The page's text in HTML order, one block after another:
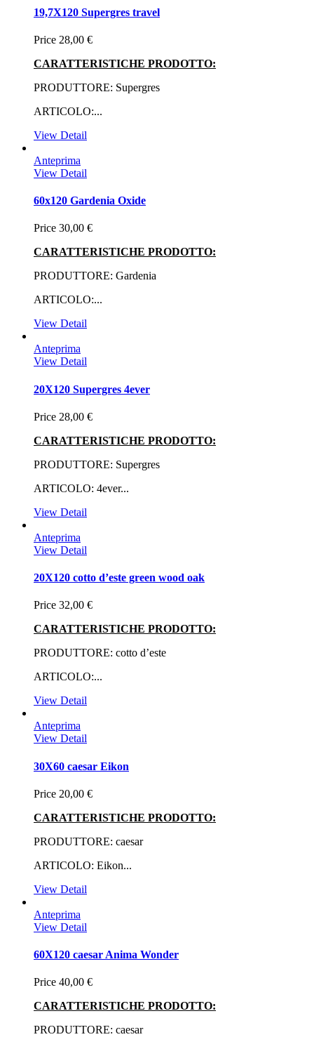
19,7X120 Supergres travel
Price 28,00 €
CARATTERISTICHE PRODOTTO:
PRODUTTORE: Supergres
ARTICOLO:...
View Detail
Anteprima
View Detail
60x120 Gardenia Oxide
Price 30,00 €
CARATTERISTICHE PRODOTTO:
PRODUTTORE: Gardenia
ARTICOLO:...
View Detail
Anteprima
View Detail
20X120 Supergres 4ever
Price 28,00 €
CARATTERISTICHE PRODOTTO:
PRODUTTORE: Supergres
ARTICOLO: 4ever...
View Detail
Anteprima
View Detail
20X120 cotto d’este green wood oak
Price 32,00 €
CARATTERISTICHE PRODOTTO:
PRODUTTORE: cotto d’este
ARTICOLO:...
View Detail
Anteprima
View Detail
30X60 caesar Eikon
Price 20,00 €
CARATTERISTICHE PRODOTTO:
PRODUTTORE: caesar
ARTICOLO: Eikon...
View Detail
Anteprima
View Detail
60X120 caesar Anima Wonder
Price 40,00 €
CARATTERISTICHE PRODOTTO:
PRODUTTORE: caesar